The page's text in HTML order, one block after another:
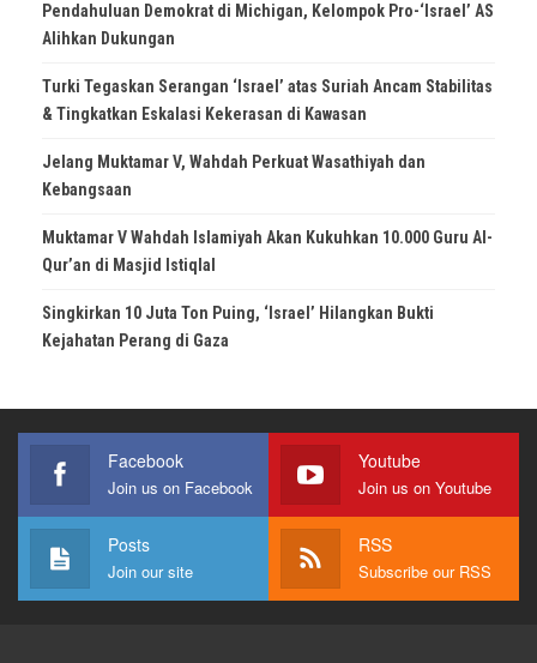
Pendahuluan Demokrat di Michigan, Kelompok Pro-‘Israel’ AS
Alihkan Dukungan
Turki Tegaskan Serangan ‘Israel’ atas Suriah Ancam Stabilitas
& Tingkatkan Eskalasi Kekerasan di Kawasan
Jelang Muktamar V, Wahdah Perkuat Wasathiyah dan
Kebangsaan
Muktamar V Wahdah Islamiyah Akan Kukuhkan 10.000 Guru Al-
Qur’an di Masjid Istiqlal
Singkirkan 10 Juta Ton Puing, ‘Israel’ Hilangkan Bukti
Kejahatan Perang di Gaza
Facebook
Join us on Facebook
Youtube
Join us on Youtube
Posts
Join our site
RSS
Subscribe our RSS